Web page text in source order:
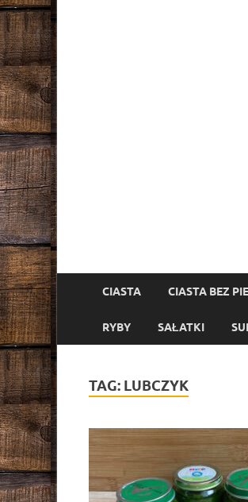
CIASTA CIASTA BEZ
RYBY SAŁATKI
TAG: LUBCZYK